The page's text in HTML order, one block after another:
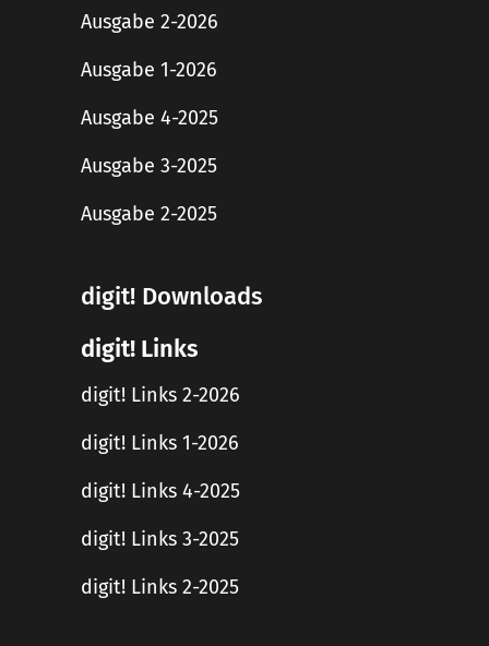
Ausgabe 2-2026
Ausgabe 1-2026
Ausgabe 4-2025
Ausgabe 3-2025
Ausgabe 2-2025
digit! Downloads
digit! Links
digit! Links 2-2026
digit! Links 1-2026
digit! Links 4-2025
digit! Links 3-2025
digit! Links 2-2025